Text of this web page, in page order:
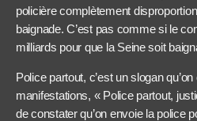
policière complètement
baignade. C’est pas comme si le
milliards pour que la Seine soit
Police partout, c’est un slogan
manifestations, « Police partout,
de constater qu’on envoie la police